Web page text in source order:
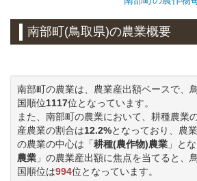
南部町(鳥取県)の農業概要
南部町の農業は、農業産出額ベースで、
国順位1117位となっています。
また、南部町の農業において、耕種農業
産農業の割合は12.2%となっており、農
の農業の中心は「耕種(農作物)農業 」と
農業 」の農業産出額に焦点を当てると、
国順位は994位となっています。